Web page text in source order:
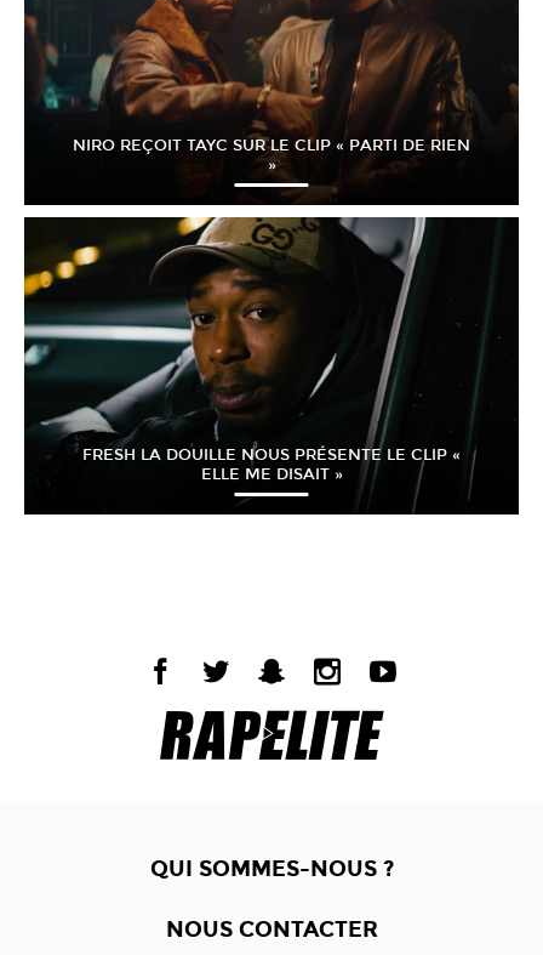
NIRO REÇOIT TAYC SUR LE CLIP « PARTI DE RIEN
»
FRESH LA DOUILLE NOUS PRÉSENTE LE CLIP «
ELLE ME DISAIT »
QUI SOMMES-NOUS ?
NOUS CONTACTER